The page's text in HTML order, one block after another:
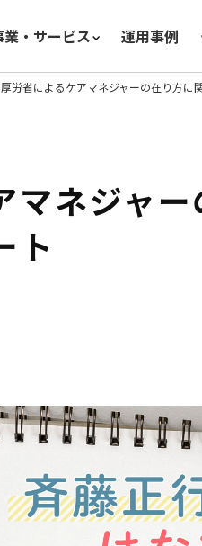
業・サービス 運用事例
厚労省によるケアマネジャーの在り方に
マネジャ
ト